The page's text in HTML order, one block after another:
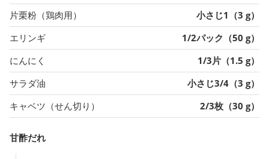
片栗粉（鶏肉用）
小さじ1（3 g）
エリンギ
1/2パック（50 g）
にんにく
1/3片（1.5 g）
サラダ油
小さじ3/4（3 g）
キャベツ（せん切り）
2/3枚（30 g）
甘酢だれ